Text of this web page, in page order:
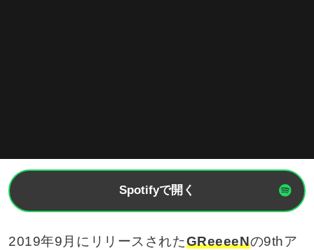
Spotifyで開く
2019年9月にリリースされたGReeeeNの9thア